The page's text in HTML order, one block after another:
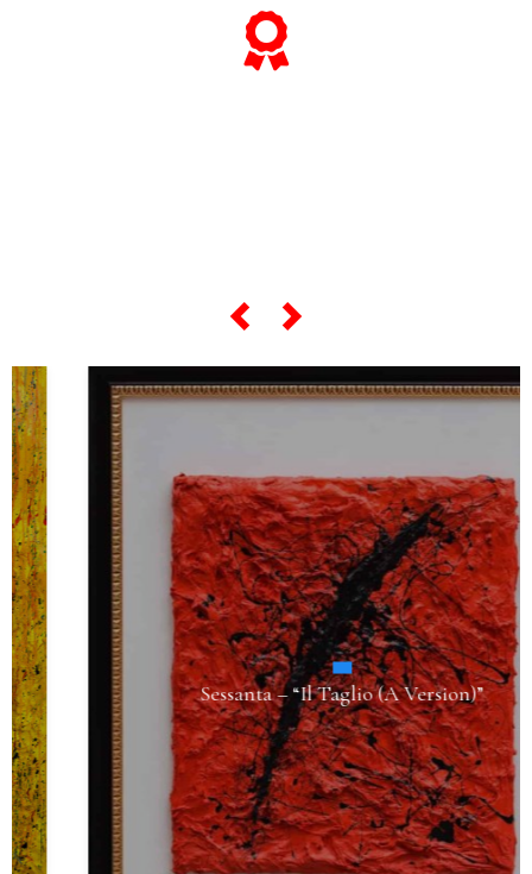
Sessanta – “Il Taglio (A Version)”